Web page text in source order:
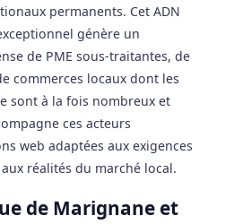
permanents. Cet ADN
génère un
de PME sous-traitantes, de
commerces locaux dont les
sont à la fois nombreux et
ces acteurs
web adaptées aux exigences
réalités du marché local.
de Marignane et